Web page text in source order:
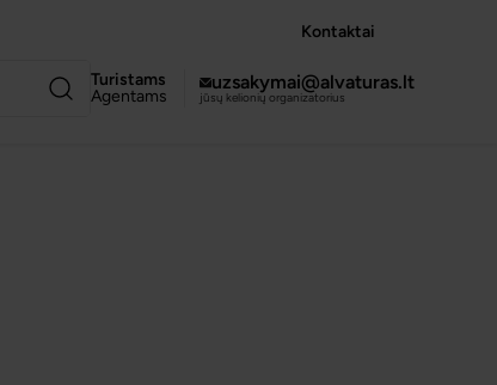
Kontaktai
Turistams
Agentams
uzsakymai@alvaturas.lt
jūsų kelionių organizatorius